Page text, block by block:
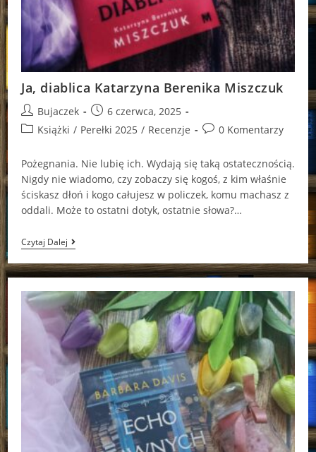
Ja, diablica Katarzyna Berenika Miszczuk
Post
author:
Bujaczek
Post
published:
6 czerwca, 2025
PostKsiążki / Perełki 2025 / Recenzje
Post0 Komentarzy
Pożegnania. Nie lubię ich. Wydają się taką ostatecznością.
Nigdy nie wiadomo, czy zobaczy się kogoś, z kim właśnie
ściskasz dłoń i kogo całujesz w policzek, komu machasz z
oddali. Może to ostatni dotyk, ostatnie słowa?…
Czytaj DalejJa,
Diablica
Katarzyna
Berenika